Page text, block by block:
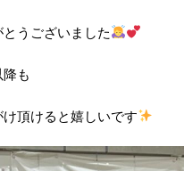
とうございました
も
け頂けると嬉しいです